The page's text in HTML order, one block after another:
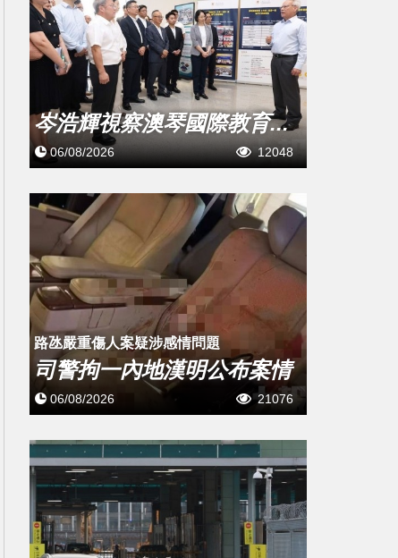
岑浩輝視察澳琴國際教育...
06/08/2026 12048
​路氹嚴重傷人案疑涉感情問題
司警拘一內地漢明公布案情
06/08/2026 21076